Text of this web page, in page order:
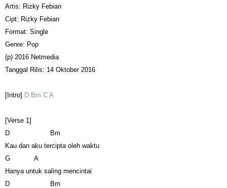
Artis: Rizky Febian
Cipt: Rizky Febian
Format: Single
Genre: Pop
(p) 2016 Netmedia
Tanggal Rilis: 14 Oktober 2016
[Intro] D Bm C A
[Verse 1]
D Bm
Kau dan aku tercipta oleh waktu
G A
Hanya untuk saling mencintai
D Bm